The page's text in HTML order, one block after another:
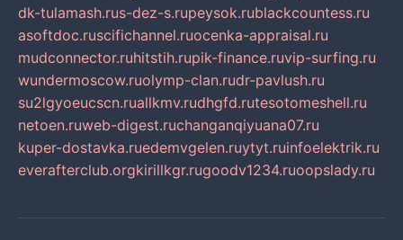
dk-tulamash.rus-dez-s.rupeysok.rublackcountess.ru
asoftdoc.ruscifichannel.ruocenka-appraisal.ru
mudconnector.ruhitstih.rupik-finance.ruvip-surfing.ru
wundermoscow.ruolymp-clan.rudr-pavlush.ru
su2lgyoeucscn.ruallkmv.rudhgfd.rutesotomeshell.ru
netoen.ruweb-digest.ruchanganqiyuana07.ru
kuper-dostavka.ruedemvgelen.ruytyt.ruinfoelektrik.ru
everafterclub.orgkirillkgr.rugoodv1234.ruoopslady.ru